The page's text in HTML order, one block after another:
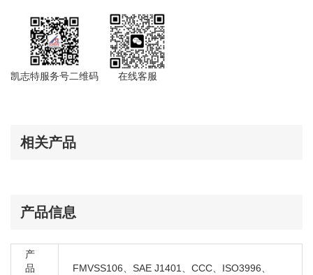
比亚迪 第三代F3 2016-
比亚迪 秦
比亚迪 秦PRO 2018-
比亚迪 秦PRO EV新能源 2019-
比亚迪 宋 EV新能源 2016-
比亚迪 速锐 2012-2016
比亚迪 唐 EV新能源 2018-
比亚迪 F3 2005-2017
凯志特服务号二维码 在线客服
相关产品
产品信息
产
品
FMVSS106、SAE J1401、CCC、ISO3996、